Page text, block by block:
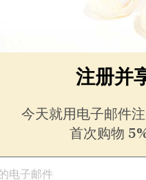
注册并
今天就用电子邮件
首次购物